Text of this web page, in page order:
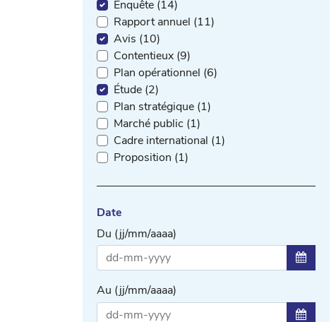
Enquête (14)
Rapport annuel (11)
Avis (10)
Contentieux (9)
Plan opérationnel (6)
Étude (2)
Plan stratégique (1)
Marché public (1)
Cadre international (1)
Proposition (1)
Date
Du (jj/mm/aaaa)
Au (jj/mm/aaaa)